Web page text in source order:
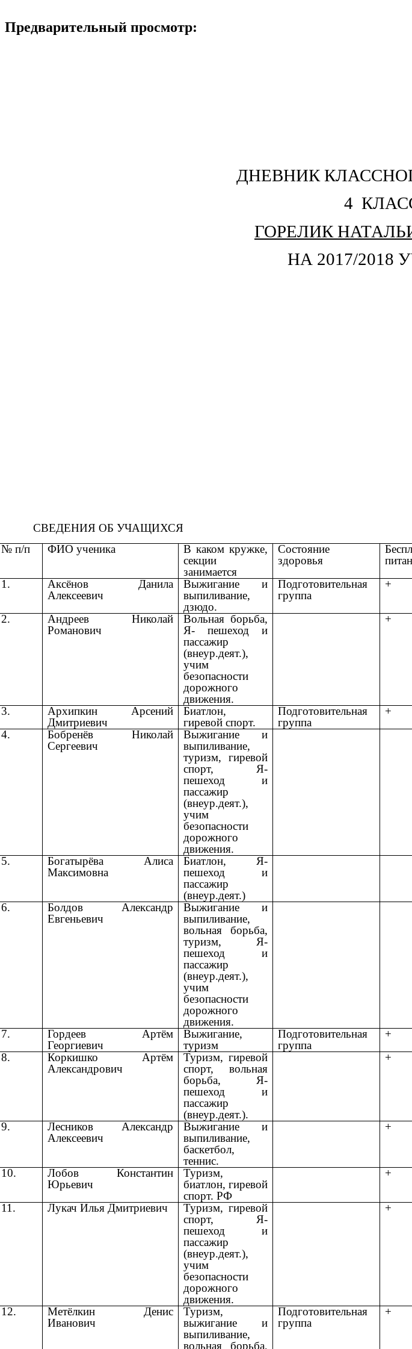
Предварительный просмотр:
ДНЕВНИК
4
ГОРЕЛИК
НА 2017/2018
СВЕДЕНИЯ ОБ УЧАЩИХСЯ
№ п/п
ФИО ученика
В каком кружке,
секции
занимается
Состояние
здоровья
1.
Аксёнов Данила
Алексеевич
Выжигание и
выпиливание,
дзюдо.
Подготовительная
группа
+
2.
Андреев Николай
Романович
Вольная борьба,
Я- пешеход и
пассажир
(внеур.деят.),
учим
безопасности
дорожного
движения.
+
3.
Архипкин Арсений
Дмитриевич
Биатлон,
гиревой спорт.
Подготовительная
группа
+
4.
Бобренёв Николай
Сергеевич
Выжигание и
выпиливание,
туризм, гиревой
спорт, Я-
пешеход и
пассажир
(внеур.деят.),
учим
безопасности
дорожного
движения.
5.
Богатырёва Алиса
Максимовна
Биатлон, Я-
пешеход и
пассажир
(внеур.деят.)
6.
Болдов Александр
Евгеньевич
Выжигание и
выпиливание,
вольная борьба,
туризм, Я-
пешеход и
пассажир
(внеур.деят.),
учим
безопасности
дорожного
движения.
7.
Гордеев Артём
Георгиевич
Выжигание,
туризм
Подготовительная
группа
+
8.
Коркишко Артём
Александрович
Туризм, гиревой
спорт, вольная
борьба, Я-
пешеход и
пассажир
(внеур.деят.).
+
9.
Лесников Александр
Алексеевич
Выжигание и
выпиливание,
баскетбол,
теннис.
+
10.
Лобов Константин
Юрьевич
Туризм,
биатлон, гиревой
спорт. РФ
+
11. Лукач Илья Дмитриевич
Туризм, гиревой
спорт, Я-
пешеход и
пассажир
(внеур.деят.),
учим
безопасности
дорожного
движения.
+
12.
Метёлкин Денис
Иванович
Туризм,
выжигание и
выпиливание,
вольная борьба,
Подготовительная
группа
+